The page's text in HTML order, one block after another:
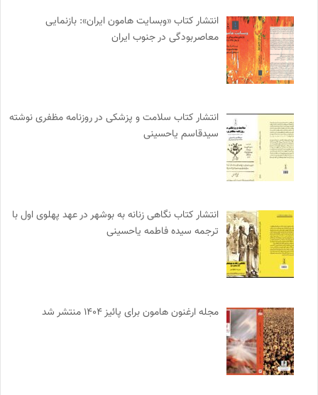
انتشار کتاب «وبسایت هامون ایران»: بازنمایی
معاصربودگی در جنوب ایران
انتشار کتاب سلامت و پزشکی در روزنامه مظفری نوشته
سیدقاسم یاحسینی
انتشار کتاب نگاهی زنانه به بوشهر در عهد پهلوی اول با
ترجمه سیده فاطمه یاحسینی
مجله ارغنون هامون برای پائیز ۱۴۰۴ منتشر شد